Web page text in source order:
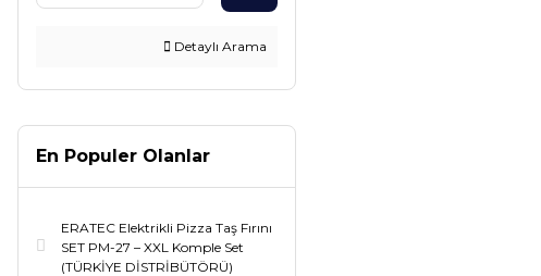
Detaylı Arama
En Populer Olanlar
ERATEC Elektrikli Pizza Taş Fırını
SET PM-27 – XXL Komple Set
(TÜRKİYE DİSTRİBÜTÖRÜ)